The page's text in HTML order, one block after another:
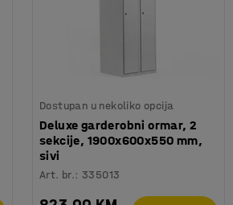
Dostupan u nekoliko opcija
Deluxe garderobni ormar, 2
sekcije, 1900x600x550 mm,
sivi
Art. br.:335013